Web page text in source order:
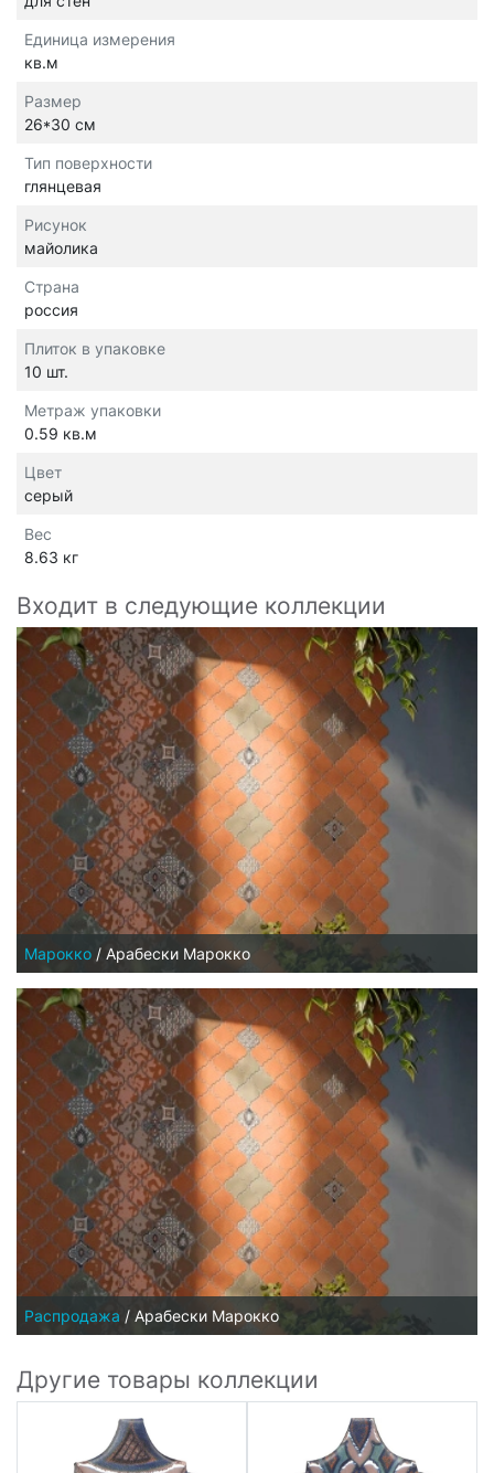
Единица измерения
кв.м
Размер
26*30 см
Тип поверхности
глянцевая
Рисунок
майолика
Страна
россия
Плиток в упаковке
10 шт.
Метраж упаковки
0.59 кв.м
Цвет
серый
Вес
8.63 кг
Входит в следующие коллекции
Марокко / Арабески Марокко
Распродажа / Арабески Марокко
Другие товары коллекции